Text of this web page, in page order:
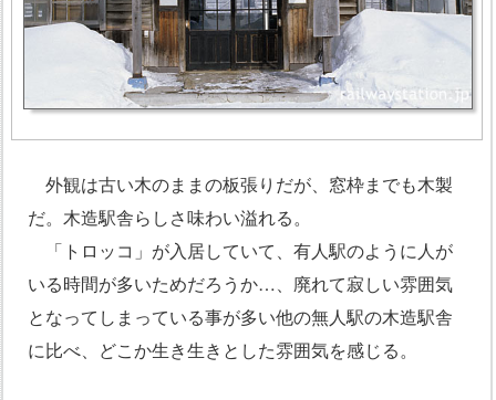
外観は古い木のままの板張りだが、窓枠までも木製
だ。木造駅舎らしさ味わい溢れる。
「トロッコ」が入居していて、有人駅のように人が
いる時間が多いためだろうか…、廃れて寂しい雰囲気
となってしまっている事が多い他の無人駅の木造駅舎
に比べ、どこか生き生きとした雰囲気を感じる。